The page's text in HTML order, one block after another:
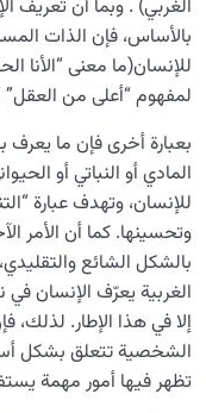
الأمراض الخفية للروح
معرفة الجنة والنار
النظرة الأبدية
من الخيال إلى سلامة
الإنسان محور الخلق
رؤية عالم الغيب
الغربي) . وبما أن تعريف
بالأساس، فإن الذات
للإنسان(ما معنى “الأنا
لمفهوم “أعلى من العقل”
بعبارة أخرى فإن ما يعرف
المادي أو النباتي أو
للإنسان، وتهدف عبارة
وتحسينها. كما أن الأمر
بالشكل الشائع
الغربية يعرّف الإنسان في
إلا في هذا الإطار. لذلك،
الشخصية تتعلق بشكل
تظهر فيها أمور مهمة